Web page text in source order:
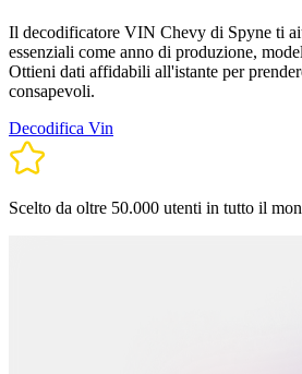
Il decodificatore VIN Chevy di Spyne ti
essenziali come anno di produzione,
Ottieni dati affidabili all'istante per
consapevoli.
Decodifica Vin
Scelto da oltre 50.000 utenti in tutto il